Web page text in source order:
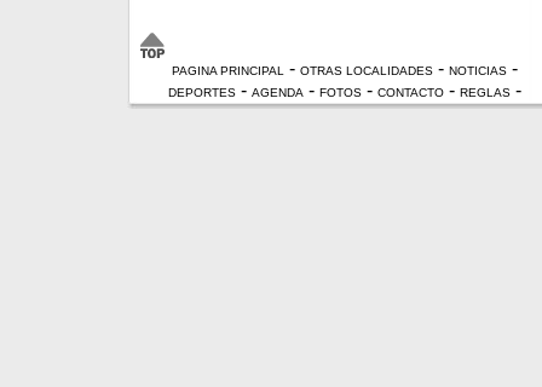
PAGINA PRINCIPAL - OTRAS LOCALIDADES - NOTICIAS -
DEPORTES - AGENDA - FOTOS - CONTACTO - REGLAS -